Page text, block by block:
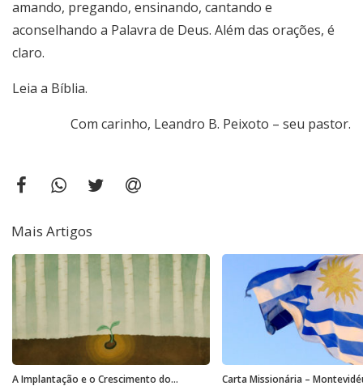
amando, pregando, ensinando, cantando e
aconselhando a Palavra de Deus. Além das orações, é
claro.
Leia a Bíblia.
Com carinho, Leandro B. Peixoto – seu pastor.
Mais Artigos
A Implantação e o Crescimento do
Carta Missionária –